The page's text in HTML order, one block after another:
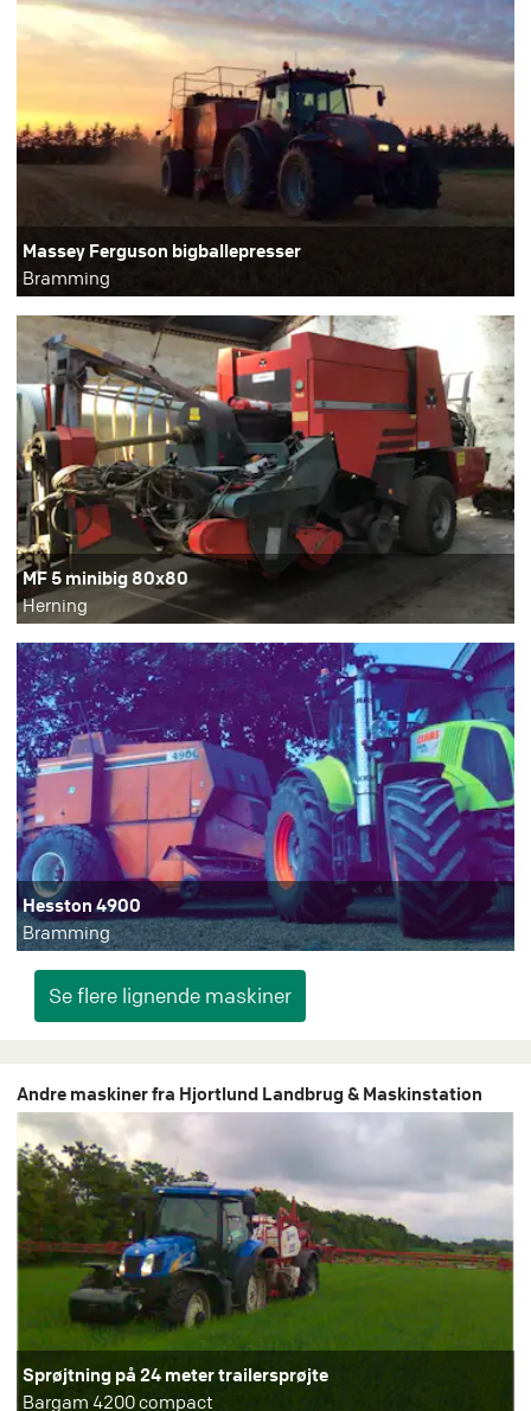
Massey Ferguson bigballepresser
Bramming
MF 5 minibig 80x80
Herning
Hesston 4900
Bramming
Andre maskiner fra Hjortlund Landbrug & Maskinstation
Sprøjtning på 24 meter trailersprøjte
Bargam 4200 compact